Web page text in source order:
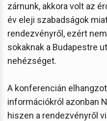
zárnunk, akkora volt az
év eleji szabadságok
rendezvényről, ezért
sokaknak a Budapestre
nehézséget.
A konferencián
információkról azonban
hiszen a rendezvényről